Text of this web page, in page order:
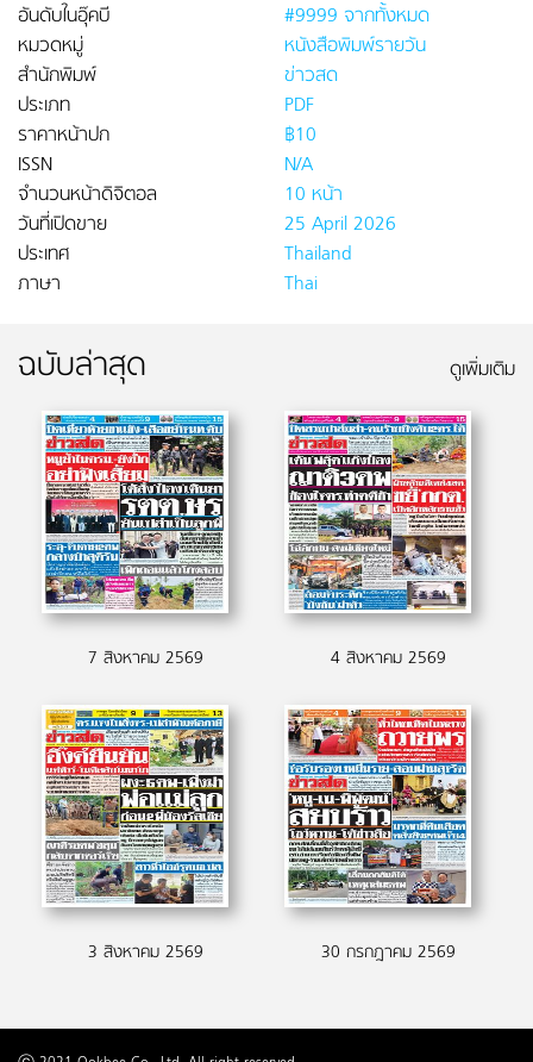
อันดับในอุ๊คบี
#9999 จากทั้งหมด
หมวดหมู่
หนังสือพิมพ์รายวัน
สำนักพิมพ์
ข่าวสด
ประเภท
PDF
ราคาหน้าปก
฿10
ISSN
N/A
จำนวนหน้าดิจิตอล
10 หน้า
วันที่เปิดขาย
25 April 2026
ประเทศ
Thailand
ภาษา
Thai
ฉบับล่าสุด ดูเพิ่มเติม
7 สิงหาคม 2569 4 สิงหาคม 2569
3 สิงหาคม 2569 30 กรกฎาคม 2569